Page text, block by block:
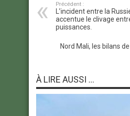
Précédent :
L’incident entre la
accentue le clivage
puissances.
Nord Mali, les bilans
À LIRE AUSSI ...